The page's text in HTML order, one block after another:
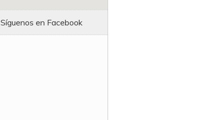
Síguenos en Facebook